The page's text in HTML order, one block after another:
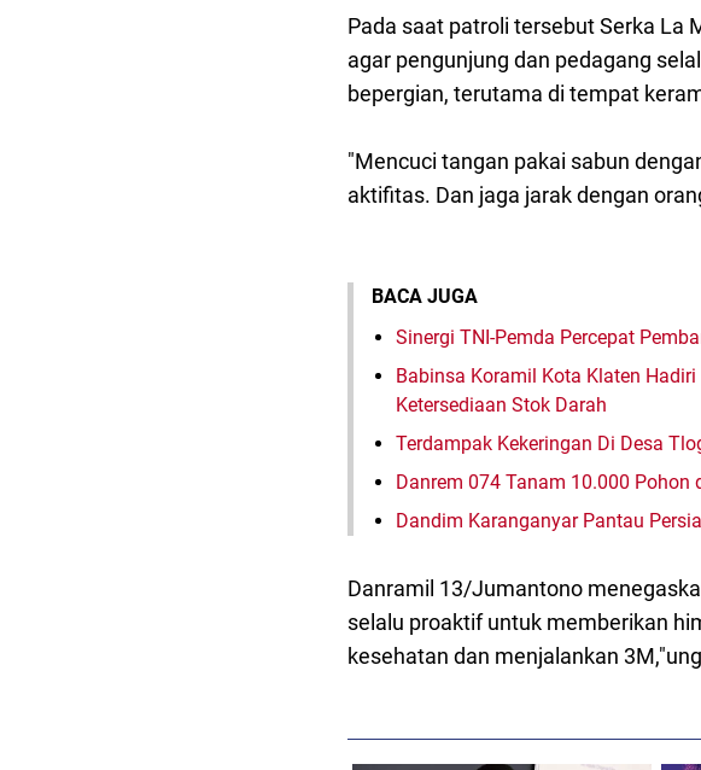
Pada saat patroli tersebut Serka La
agar pengunjung dan pedagang
bepergian, terutama di tempat
"Mencuci tangan pakai sabun
aktifitas. Dan jaga jarak dengan
BACA JUGA
Sinergi TNI-Pemda Percepat
Babinsa Koramil Kota Klaten
Ketersediaan Stok Darah
Terdampak Kekeringan Di Desa
Danrem 074 Tanam 10.000
Dandim Karanganyar Pantau
Danramil 13/Jumantono
selalu proaktif untuk memberikan
kesehatan dan menjalankan